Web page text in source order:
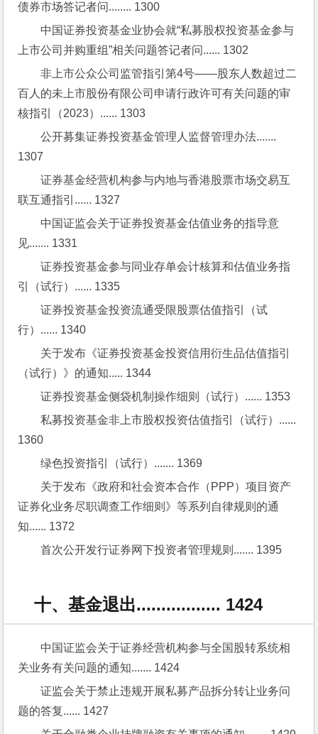
债券市场答记者问........ 1300
中国证券投资基金业协会就“私募股权投资基金参与
上市公司并购重组”相关问题答记者问...... 1302
非上市公众公司监管指引第4号——股东人数超过二
百人的未上市股份有限公司申请行政许可有关问题的审
核指引（2023）...... 1303
公开募集证券投资基金管理人监督管理办法.......
1307
证券基金经营机构参与内地与香港股票市场交易互
联互通指引...... 1327
中国证监会关于证券投资基金估值业务的指导意
见....... 1331
证券投资基金参与同业存单会计核算和估值业务指
引（试行）...... 1335
证券投资基金投资流通受限股票估值指引（试
行）...... 1340
关于发布《证券投资基金投资信用衍生品估值指引
（试行）》的通知..... 1344
证券投资基金侧袋机制操作细则（试行）...... 1353
私募投资基金非上市股权投资估值指引（试行）......
1360
绿色投资指引（试行）....... 1369
关于发布《政府和社会资本合作（PPP）项目资产
证券化业务尽职调查工作细则》等系列自律规则的通
知...... 1372
首次公开发行证券网下投资者管理规则....... 1395
十、基金退出................. 1424
中国证监会关于证券经营机构参与全国股转系统相
关业务有关问题的通知....... 1424
证监会关于禁止违规开展私募产品拆分转让业务问
题的答复...... 1427